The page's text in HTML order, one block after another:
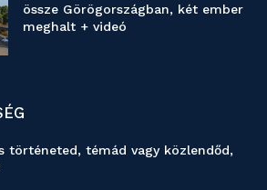
össze Görögországban, két ember
meghalt + videó
történeted, témád vagy közlendőd,